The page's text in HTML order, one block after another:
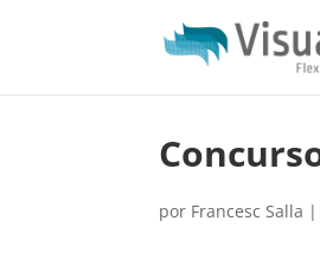
por Francesc Salla |